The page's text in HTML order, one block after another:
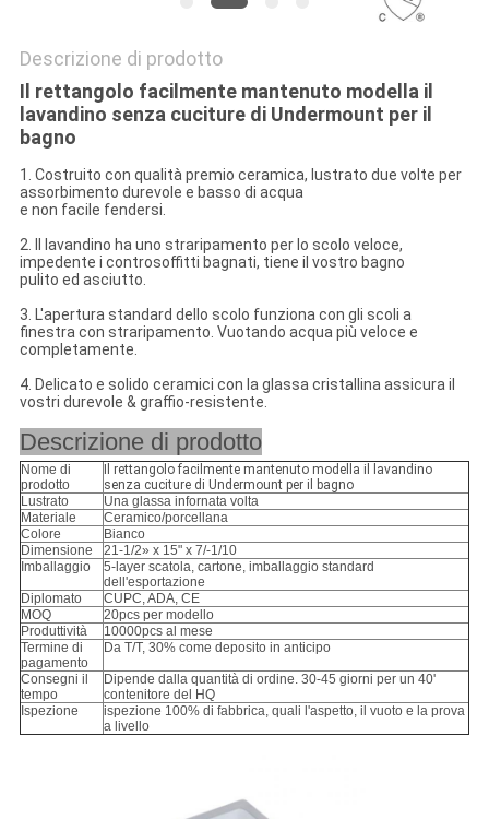
Descrizione di prodotto
Il rettangolo facilmente mantenuto modella il
lavandino senza cuciture di Undermount per il
bagno
1. Costruito con qualità premio ceramica, lustrato due volte per
assorbimento durevole e basso di acqua
e non facile fendersi.
2. Il lavandino ha uno straripamento per lo scolo veloce,
impedente i controsoffitti bagnati, tiene il vostro bagno
pulito ed asciutto.
3. L'apertura standard dello scolo funziona con gli scoli a
finestra con straripamento. Vuotando acqua più veloce e
completamente.
4. Delicato e solido ceramici con la glassa cristallina assicura il
vostri durevole & graffio-resistente.
Descrizione di prodotto
Nome di
prodotto
Il rettangolo facilmente mantenuto modella il lavandino
senza cuciture di Undermount per il bagno
Lustrato
Una glassa infornata volta
Materiale
Ceramico/porcellana
Colore
Bianco
Dimensione
21-1/2» x 15" x 7/-1/10
Imballaggio
5-layer scatola, cartone, imballaggio standard
dell'esportazione
Diplomato
CUPC, ADA, CE
MOQ
20pcs per modello
Produttività
10000pcs al mese
Termine di
pagamento
Da T/T, 30% come deposito in anticipo
Consegni il
tempo
Dipende dalla quantità di ordine. 30-45 giorni per un 40'
contenitore del HQ
Ispezione
ispezione 100% di fabbrica, quali l'aspetto, il vuoto e la prova
a livello